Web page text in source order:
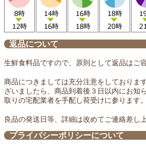
返品について
生鮮食料品ですので、原則として返品はご
商品につきましては充分注意をしておりま
ざいましたら、商品到着後３日以内にお知
取りの宅配業者を手配し荷受けに参ります。
良品の発送日等、詳細は改めてご連絡差し
プライバシーポリシーについて